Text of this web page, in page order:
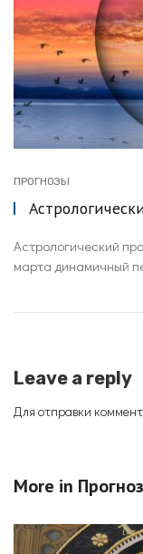
ПРОГНОЗЫ
Астрологический
марта динамичный
Leave a reply
Для отправки
More in